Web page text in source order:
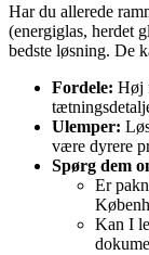
Har du allerede
(energiglas, herdet
bedste løsning. De
Fordele: Høj
Ulemper:
være dyrere
Spørg dem
Er
Kan I